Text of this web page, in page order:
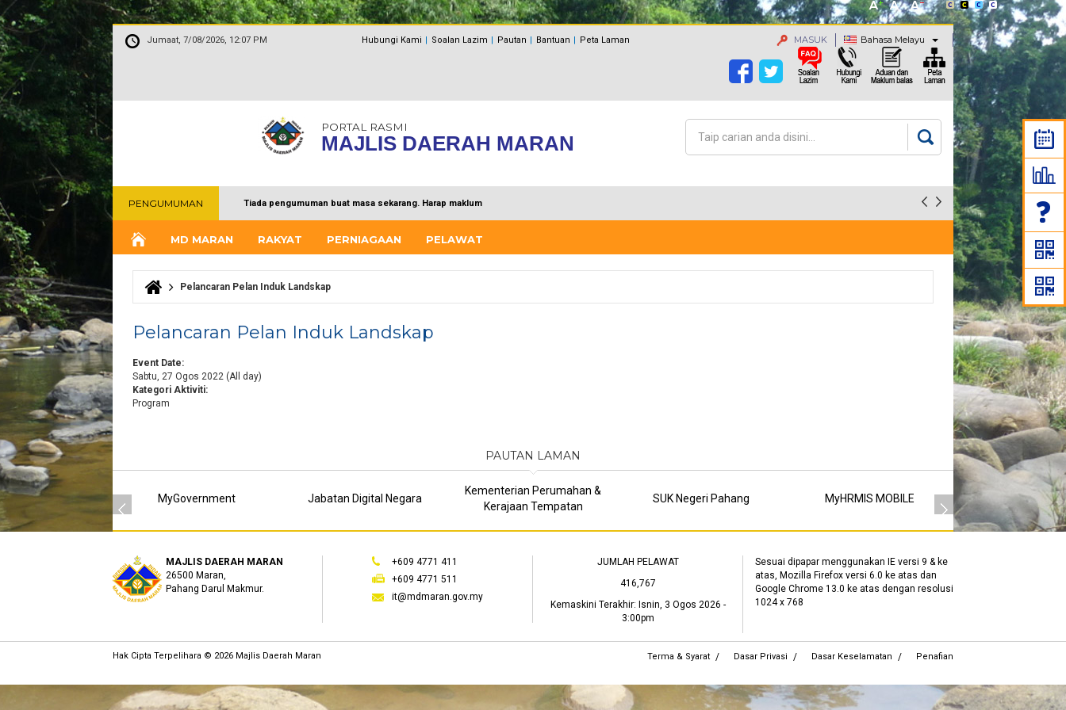
Jumaat, 7/08/2026, 12:07 PM Hubungi Kami Soalan Lazim Pautan Bantuan Peta Laman MASUK Bahasa Melayu
PORTAL RASMI
MAJLIS DAERAH MARAN Borang carian
Carian
PENGUMUMAN Tiada pengumuman buat masa sekarang. Harap maklum
MD MARAN RAKYAT PERNIAGAAN PELAWAT
Anda di sini
Pelancaran Pelan Induk Landskap
Pelancaran Pelan Induk Landskap
Event Date:
Sabtu, 27 Ogos 2022 (All day)
Kategori Aktiviti:
Program
PAUTAN LAMAN
MyGovernment Jabatan Digital Negara
Kementerian Perumahan &
Kerajaan Tempatan
SUK Negeri Pahang MyHRMIS MOBILE MSC
MAJLIS DAERAH MARAN
26500 Maran,
Pahang Darul Makmur.
+609 4771 411
+609 4771 511
it@mdmaran.gov.my
JUMLAH PELAWAT
416,767
Kemaskini Terakhir: Isnin, 3 Ogos 2026 -
3:00pm
Sesuai dipapar menggunakan IE versi 9 & ke
atas, Mozilla Firefox versi 6.0 ke atas dan
Google Chrome 13.0 ke atas dengan resolusi
1024 x 768
Hak Cipta Terpelihara © 2026 Majlis Daerah Maran Terma & Syarat Dasar Privasi Dasar Keselamatan Penafian